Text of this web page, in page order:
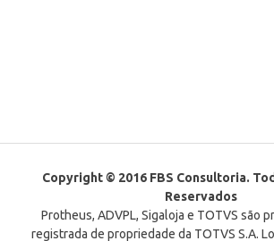
Copyright © 2016 FBS Consultoria.
Reservados
Protheus, ADVPL, Sigaloja e TOTVS são
registrada de propriedade da TOTVS S.A.